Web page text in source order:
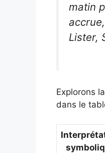
matin
Lister,
Explorons
dans le